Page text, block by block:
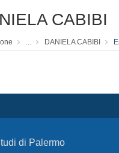
CABIBI
... DANIELA CABIBI
di Palermo